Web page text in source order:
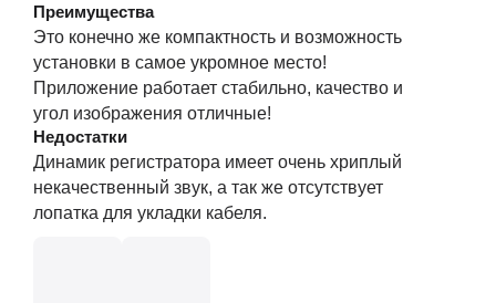
Преимущества
Это конечно же компактность и возможность
установки в самое укромное место!
Приложение работает стабильно, качество и
угол изображения отличные!
Недостатки
Динамик регистратора имеет очень хриплый
некачественный звук, а так же отсутствует
лопатка для укладки кабеля.